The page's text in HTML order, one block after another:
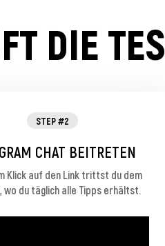
DIE
CHAT BEITRETEN
Klick auf den Link trittst du dem
wo du täglich alle Tipps erhältst.
STEP #2